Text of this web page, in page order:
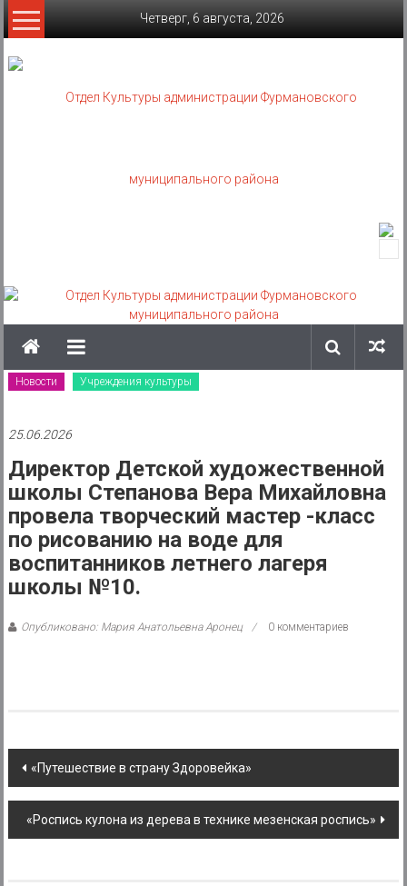
Skip
to
Четверг, 6 августа, 2026
администрации
Фурмановского
муниципального
казенное
учреждение
Новости Учреждения культуры
25.06.2026
Директор Детской художественной
школы Степанова Вера Михайловна
провела творческий мастер -класс
по рисованию на воде для
воспитанников летнего лагеря
школы №10.
Опубликовано: Мария Анатольевна Аронец 0 комментариев
Post
navigation
«Путешествие в страну Здоровейка»
«Роспись кулона из дерева в технике мезенская роспись»